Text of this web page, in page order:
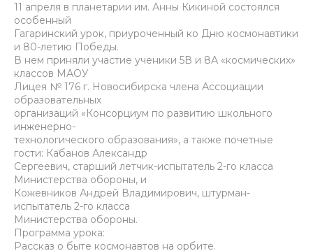
11 апреля в планетарии им. Анны Кикиной состоялся
особенный
Гагаринский урок, приуроченный ко Дню космонавтики
и 80-летию Победы.
В нем приняли участие ученики 5В и 8А «космических»
классов МАОУ
Лицея № 176 г. Новосибирска члена Ассоциации
образовательных
организаций «Консорциум по развитию школьного
инженерно-
технологического образования», а также почетные
гости: Кабанов Александр
Сергеевич, старший летчик-испытатель 2-го класса
Министерства обороны, и
Кожевников Андрей Владимирович, штурман-
испытатель 2-го класса
Министерства обороны.
Программа урока:
Рассказ о быте космонавтов на орбите.